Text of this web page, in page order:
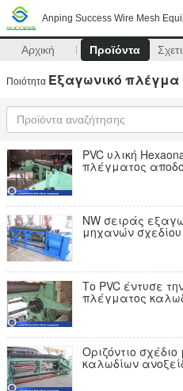
Anping Success Wire Mesh
Αρχική Προϊόντα
Ποιότητα Εξαγωνικό πλέγμα
PVC υλική
πλέγματος
NW σειράς
μηχανών
Το PVC έντυσε
πλέγματος
Οριζόντιο
καλωδίων